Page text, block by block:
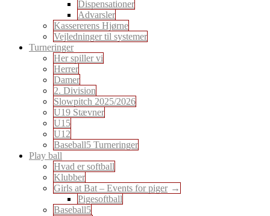
Dispensationer
Advarsler
Kassererens Hjørne
Vejledninger til systemer
Turneringer
Her spiller vi
Herrer
Damer
2. Division
Slowpitch 2025/2026
U19 Stævner
U15
U12
Baseball5 Turneringer
Play ball
Hvad er softball
Klubber
Girls at Bat – Events for piger
Pigesoftball
Baseball5